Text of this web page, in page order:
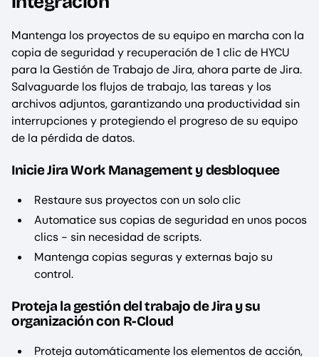
Mantenga los proyectos de su equipo en marcha con la
copia de seguridad y recuperación de 1 clic de HYCU
para la Gestión de Trabajo de Jira, ahora parte de Jira.
Salvaguarde los flujos de trabajo, las tareas y los
archivos adjuntos, garantizando una productividad sin
interrupciones y protegiendo el progreso de su equipo
de la pérdida de datos.
Inicie Jira Work Management y desbloquee
Restaure sus proyectos con un solo clic
Automatice sus copias de seguridad en unos pocos
clics - sin necesidad de scripts.
Mantenga copias seguras y externas bajo su
control.
Proteja la gestión del trabajo de Jira y su
organización con R-Cloud
Proteja automáticamente los elementos de acción,